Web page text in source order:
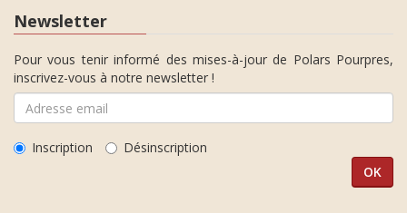
Newsletter
Pour vous tenir informé des mises-à-jour de Polars Pourpres,
inscrivez-vous à notre newsletter !
Inscription Désinscription